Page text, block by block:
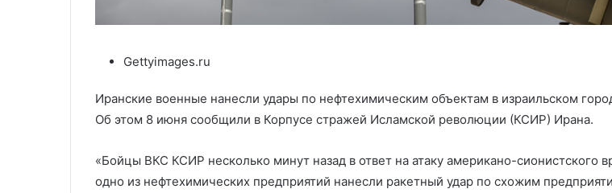
Gettyimages.ru
Иранские военные нанесли удары по нефтехимическим объектам в израильском
Об этом 8 июня сообщили в Корпусе стражей Исламской революции (КСИР) Ирана.
«Бойцы ВКС КСИР несколько минут назад в ответ на атаку американо-сионистского
одно из нефтехимических предприятий нанесли ракетный удар по схожим